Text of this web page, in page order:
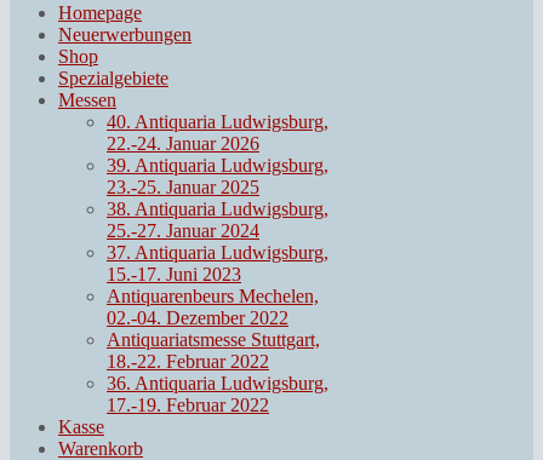
Homepage
Neuerwerbungen
Shop
Spezialgebiete
Messen
40. Antiquaria Ludwigsburg,
22.-24. Januar 2026
39. Antiquaria Ludwigsburg,
23.-25. Januar 2025
38. Antiquaria Ludwigsburg,
25.-27. Januar 2024
37. Antiquaria Ludwigsburg,
15.-17. Juni 2023
Antiquarenbeurs Mechelen,
02.-04. Dezember 2022
Antiquariatsmesse Stuttgart,
18.-22. Februar 2022
36. Antiquaria Ludwigsburg,
17.-19. Februar 2022
Kasse
Warenkorb